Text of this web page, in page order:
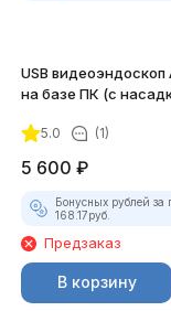
USB видеоэндоскоп
на базе ПК (с
5.0 (1)
5 600 ₽
Бонусных рублей за
168.17руб.
Предзаказ
В корзину